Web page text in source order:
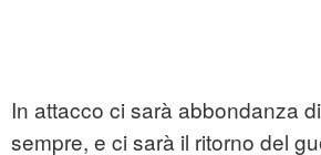
In attacco ci sarà abbondanza
sempre, e ci sarà il ritorno del